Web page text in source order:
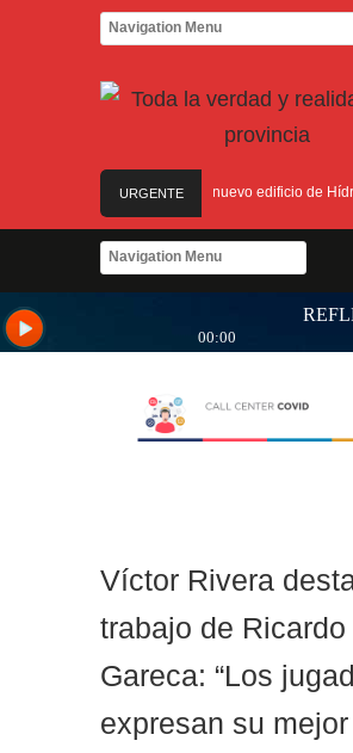
URGENTE
Las obras para el nuevo edificio de Hídricos
Salud para personas con discapacidad
Víctor Rivera
trabajo de Ricardo
Gareca: “Los
expresan su mejor